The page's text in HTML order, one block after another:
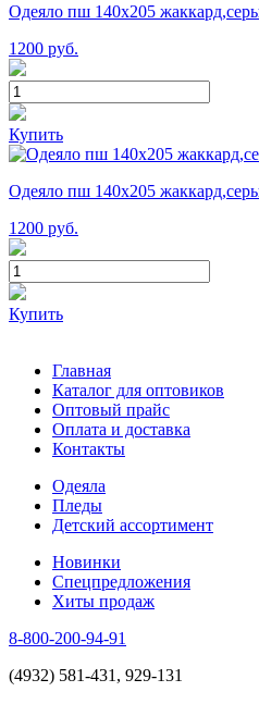
Одеяло пш 140х205
1200 руб.
Купить
Одеяло пш 140х205
1200 руб.
Купить
Главная
Каталог для оптовиков
Оптовый прайс
Оплата и доставка
Контакты
Одеяла
Пледы
Детский ассортимент
Новинки
Спецпредложения
Хиты продаж
8-800-200-94-91
(4932) 581-431, 929-131